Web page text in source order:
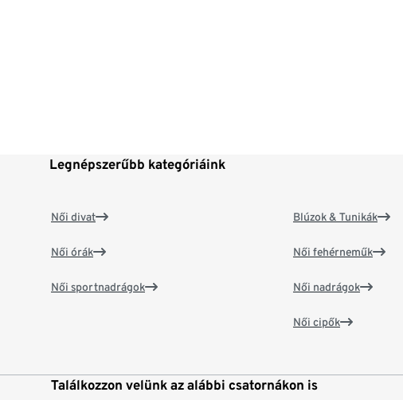
Legnépszerűbb kategóriáink
Női divat
Női órák
Női sportnadrágok
Blúzok & Tunikák
Női fehérneműk
Női nadrágok
Női cipők
Találkozzon velünk az alábbi csatornákon is